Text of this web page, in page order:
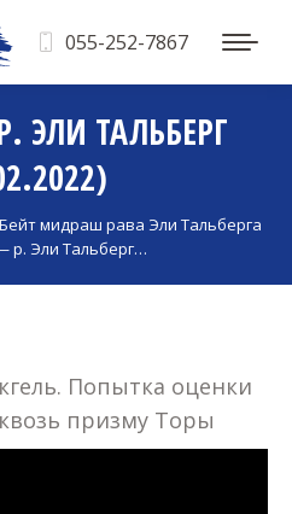
055-252-7867
ЭЛИ ТАЛЬБЕРГ
Бейт мидраш рава Эли Тальберга
р. Эли Тальберг…
Попытка оценки
призму Торы